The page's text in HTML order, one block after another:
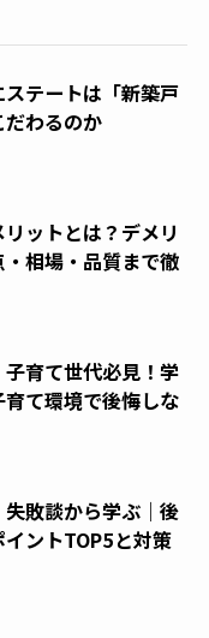
テートは「新築戸
わるのか
ットとは？デメリ
相場・品質まで徹
子育て世代必見！学
て環境で後悔しな
失敗談から学ぶ｜後
ントTOP5と対策